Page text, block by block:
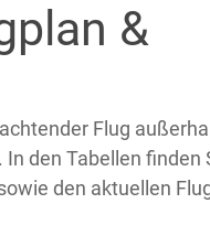
&
Flug
den Tabellen finden
den aktuellen